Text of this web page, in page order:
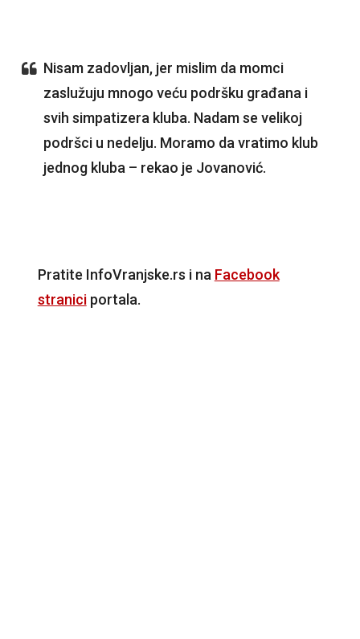
Nisam zadovljan, jer mislim da momci
zaslužuju mnogo veću podršku građana i
svih simpatizera kluba. Nadam se velikoj
podršci u nedelju. Moramo da vratimo klub
jednog kluba – rekao je Jovanović.
Pratite InfoVranjske.rs i na Facebook
straniciportala.